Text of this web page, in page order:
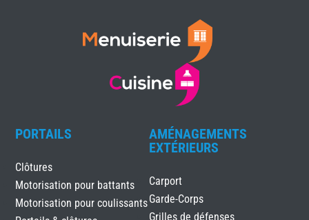
PORTAILS
Clôtures
Motorisation pour battants
Motorisation pour coulissants
AMÉNAGEMENTS
EXTÉRIEURS
Carport
Garde-Corps
Grilles de défenses